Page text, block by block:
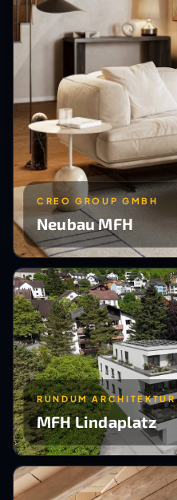
CREO GROUP GMBH
Neubau MFH
RUNDUM ARCHITEKTUR
MFH Lindaplatz